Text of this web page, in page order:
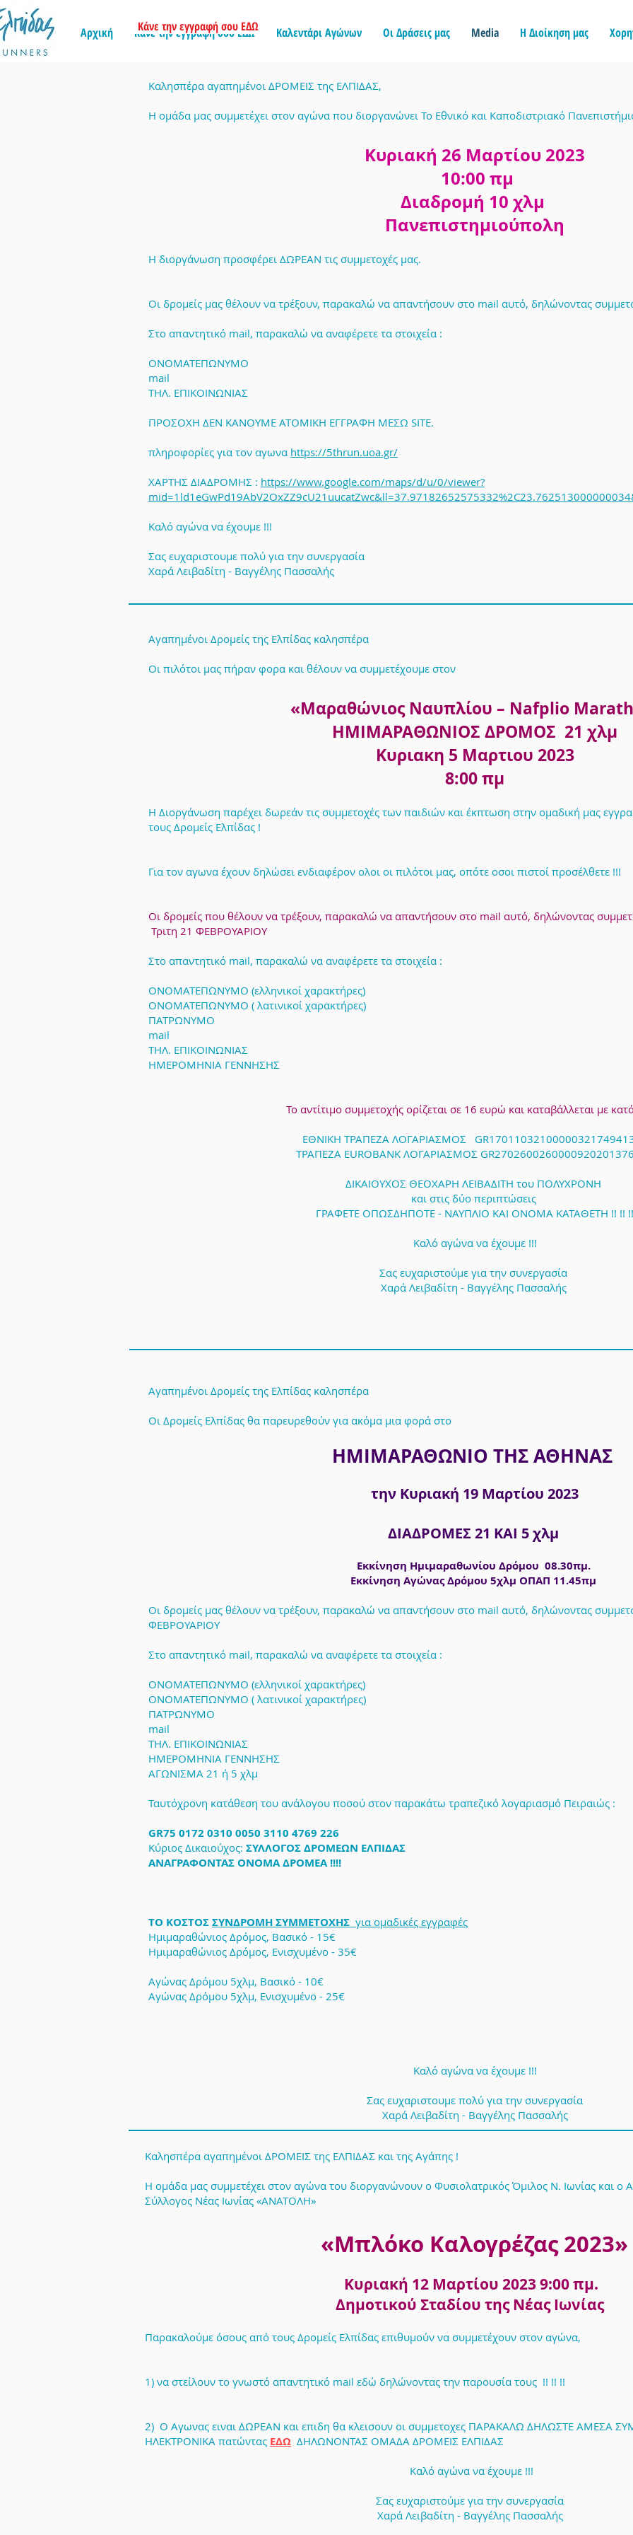
Αρχική Κάνε την εγγραφή σου ΕΔΩ Καλεντάρι Αγώνων Οι Δράσεις μας Media Η Διοίκηση μας
Κάνε την εγγραφή σου ΕΔΩ
Καλησπέρα αγαπημένοι ΔΡΟΜΕΙΣ της ΕΛΠΙΔΑΣ,
Η ομάδα μας συμμετέχει στον αγώνα που διοργανώνει Το Εθνικό και Καποδιστριακό
Κυριακή 26 Μαρτίου 2023
10:00 πμ
Διαδρομή 10 χλμ
Πανεπιστημιούπολη
Η διοργάνωση προσφέρει ΔΩΡΕΑΝ τις συμμετοχές μας.
Οι δρομείς μας θέλουν να τρέξουν, παρακαλώ να απαντήσουν στο mail αυτό, δηλώνοντας
Στο απαντητικό mail, παρακαλώ να αναφέρετε τα στοιχεία :
ΟΝΟΜΑΤΕΠΩΝΥΜΟ
mail
ΤΗΛ. ΕΠΙΚΟΙΝΩΝΙΑΣ
ΠΡΟΣΟΧΗ ΔΕΝ ΚΑΝΟΥME ΑΤΟΜΙΚΗ ΕΓΓΡΑΦΗ ΜΕΣΩ SITE.
πληροφορίες για τον αγωνα https://5thrun.uoa.gr/
ΧΑΡΤΗΣ ΔΙΑΔΡΟΜΗΣ : https://www.google.com/maps/d/u/0/viewer?
Καλό αγώνα να έχουμε !!!
Σας ευχαριστουμε πολύ για την συνεργασία
Χαρά Λειβαδίτη - Βαγγέλης Πασσαλής
Αγαπημένοι Δρομείς της Ελπίδας καλησπέρα
Οι πιλότοι μας πήραν φορα και θέλουν να συμμετέχουμε στον
«Μαραθώνιος Ναυπλίου – Nafplio
ΗΜΙΜΑΡΑΘΩΝΙΟΣ ΔΡΟΜΟΣ 21 χλμ
Κυριακη 5 Μαρτιου 2023
8:00 πμ
Η Διοργάνωση παρέχει δωρεάν τις συμμετοχές των παιδιών και έκπτωση στην ομαδική μας
τους Δρομείς Ελπίδας !
Για τον αγωνα έχουν δηλώσει ενδιαφέρον ολοι οι πιλότοι μας, οπότε οσοι πιστοί προσέλθετε !!!
Οι δρομείς που θέλουν να τρέξουν, παρακαλώ να απαντήσουν στο mail αυτό, δηλώνοντας
Τριτη 21 ΦΕΒΡΟΥΑΡΙΟΥ
Στο απαντητικό mail, παρακαλώ να αναφέρετε τα στοιχεία :
ΟΝΟΜΑΤΕΠΩΝΥΜΟ (ελληνικοί χαρακτήρες)
ΟΝΟΜΑΤΕΠΩΝΥΜΟ ( λατινικοί χαρακτήρες)
ΠΑΤΡΩΝΥΜΟ
mail
ΤΗΛ. ΕΠΙΚΟΙΝΩΝΙΑΣ
ΗΜΕΡΟΜΗΝΙΑ ΓΕΝΝΗΣΗΣ
Το αντίτιμο συμμετοχής ορίζεται σε 16 ευρώ και καταβάλλεται με
ΕΘΝΙΚΗ ΤΡΑΠΕZA ΛΟΓΑΡΙΑΣΜΟΣ
ΤΡΑΠΕZA EUROBANK ΛΟΓΑΡΙΑΣΜΟΣ
ΔΙΚΑΙΟΥΧΟΣ ΘΕΟΧΑΡΗ ΛΕΙΒΑΔΙΤΗ του ΠΟΛΥΧΡΟΝΗ
και στις δύο περιπτώσεις
ΓΡΑΦΕΤΕ ΟΠΩΣΔΗΠΟΤΕ - ΝΑΥΠΛΙΟ ΚΑΙ ΟΝΟΜΑ ΚΑΤΑΘΕΤΗ !! !! !!
Καλό αγώνα να έχουμε !!!
Σας ευχαριστούμε για την συνεργασία
Χαρά Λειβαδίτη - Βαγγέλης Πασσαλής
Αγαπημένοι Δρομείς της Ελπίδας καλησπέρα
Oι Δρομείς Ελπίδας θα παρευρεθούν για ακόμα μια φορά στο
ΗΜΙΜΑΡΑΘΩΝΙΟ ΤΗΣ ΑΘΗΝΑΣ
την Κυριακή 19 Μαρτίου 2023
ΔΙΑΔΡΟΜΕΣ 21 ΚΑΙ 5 χλμ
Εκκίνηση Ημιμαραθωνίου Δρόμου 08.30πμ.
Εκκίνηση Αγώνας Δρόμου 5χλμ ΟΠΑΠ 11.45πμ
Οι δρομείς μας θέλουν να τρέξουν, παρακαλώ να απαντήσουν στο mail αυτό, δηλώνοντας
ΦΕΒΡΟΥΑΡΙΟΥ
Στο απαντητικό mail, παρακαλώ να αναφέρετε τα στοιχεία :
ΟΝΟΜΑΤΕΠΩΝΥΜΟ (ελληνικοί χαρακτήρες)
ΟΝΟΜΑΤΕΠΩΝΥΜΟ ( λατινικοί χαρακτήρες)
ΠΑΤΡΩΝΥΜΟ
mail
ΤΗΛ. ΕΠΙΚΟΙΝΩΝΙΑΣ
ΗΜΕΡΟΜΗΝΙΑ ΓΕΝΝΗΣΗΣ
ΑΓΩΝΙΣΜΑ 21 ή 5 χλμ
Ταυτόχρονη κατάθεση του ανάλογου ποσού στον παρακάτω τραπεζικό λογαριασμό Πειραιώς :
GR75 0172 0310 0050 3110 4769 226
Κύριος Δικαιούχος: ΣΥΛΛΟΓΟΣ ΔΡΟΜΕΩΝ ΕΛΠΙΔΑΣ
ΑΝΑΓΡΑΦΟΝΤΑΣ ΟΝΟΜΑ ΔΡΟΜΕΑ !!!!
ΤΟ ΚΟΣΤΟΣΣΥΝΔΡΟΜΗ ΣΥΜΜΕΤΟΧΗΣ για ομαδικές εγγραφές
Ημιμαραθώνιος Δρόμος, Βασικό - 15€
Ημιμαραθώνιος Δρόμος, Ενισχυμένο - 35€
Αγώνας Δρόμου 5χλμ, Βασικό - 10€
Αγώνας Δρόμου 5χλμ, Ενισχυμένο - 25€
Καλό αγώνα να έχουμε !!!
Σας ευχαριστουμε πολύ για την συνεργασία
Χαρά Λειβαδίτη - Βαγγέλης Πασσαλής
Καλησπέρα αγαπημένοι ΔΡΟΜΕΙΣ της ΕΛΠΙΔΑΣ και της Αγάπης !
Η ομάδα μας συμμετέχει στον αγώνα του διοργανώνουν ο Φυσιολατρικός Όμιλος Ν. Ιωνίας και ο
Σύλλογος Νέας Ιωνίας «ΑΝΑΤΟΛΗ»
«Μπλόκο Καλογρέζας 2023»
Κυριακή 12 Μαρτίου 2023 9:00 πμ.
Δημοτικού Σταδίου της Νέας Ιωνίας
Παρακαλούμε όσους από τους Δρομείς Ελπίδας επιθυμούν να συμμετέχουν στον αγώνα,
1) να στείλουν το γνωστό απαντητικό mail εδώ δηλώνοντας την παρουσία τους !! !! !!
2) Ο Αγωνας ειναι ΔΩΡΕΑΝ και επιδη θα κλεισουν οι συμμετοχες ΠΑΡΑΚΑΛΩ ΔΗΛΩΣΤΕ ΑΜΕΣΑ
ΗΛΕΚΤΡΟΝΙΚΑ πατώντας ΕΔΩ ΔΗΛΩΝΟΝΤΑΣ ΟΜΑΔΑ ΔΡΟΜΕΙΣ ΕΛΠΙΔΑΣ
Καλό αγώνα να έχουμε !!!
Σας ευχαριστούμε για την συνεργασία
Χαρά Λειβαδίτη - Βαγγέλης Πασσαλής